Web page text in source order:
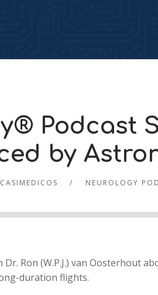
Podcast
by
CASIMEDICOS NEUROLOGY
Dr. Ron (W.P.J.) van Oosterhout
duration flights.